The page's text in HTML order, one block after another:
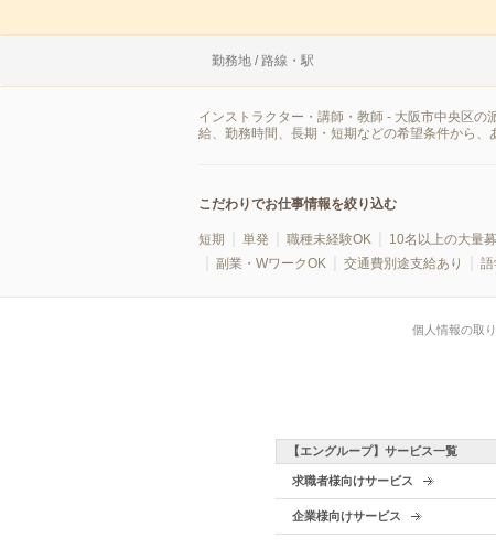
勤務地 / 路線・駅
インストラクター・講師・教師 - 大阪市中央区
給、勤務時間、長期・短期などの希望条件から、
こだわりでお仕事情報を絞り込む
短期 単発 職種未経験OK 10名以上の大量
副業・WワークOK
交通費別途支給あり 語
個人情報の取
【エングループ】サービス一覧
求職者様向けサービス
企業様向けサービス